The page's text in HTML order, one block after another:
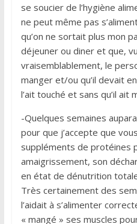
se soucier de l’hygiène
ne peut même pas
qu’on ne sortait plus mon
déjeuner ou diner et que,
vraisemblablement, le
manger et/ou qu’il devait
l’ait touché et sans qu’il ait
-Quelques semaines
pour que j’accepte que
suppléments de protéines
amaigrissement, son
en état de dénutrition
Très certainement des
l’aidait à s’alimenter
« mangé » ses muscles